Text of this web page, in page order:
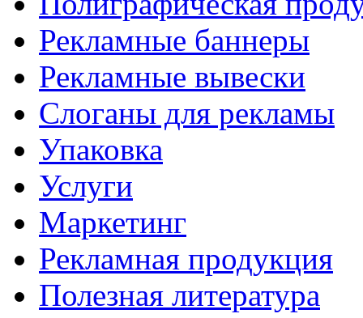
Рекламные баннеры
Рекламные вывески
Слоганы для рекламы
Упаковка
Услуги
Маркетинг
Рекламная продукция
Полезная литература